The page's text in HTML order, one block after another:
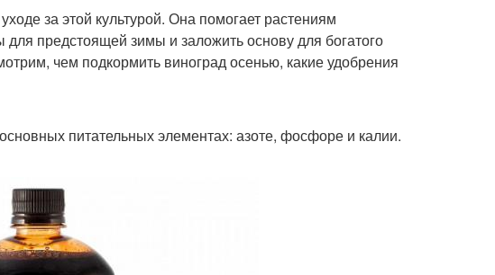
за этой культурой. Она помогает растениям
предстоящей зимы и заложить основу для богатого
чем подкормить виноград осенью, какие удобрения
питательных элементах: азоте, фосфоре и калии.